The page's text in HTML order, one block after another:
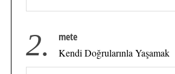
2. mete
Kendi Doğrularınla Yaşamak